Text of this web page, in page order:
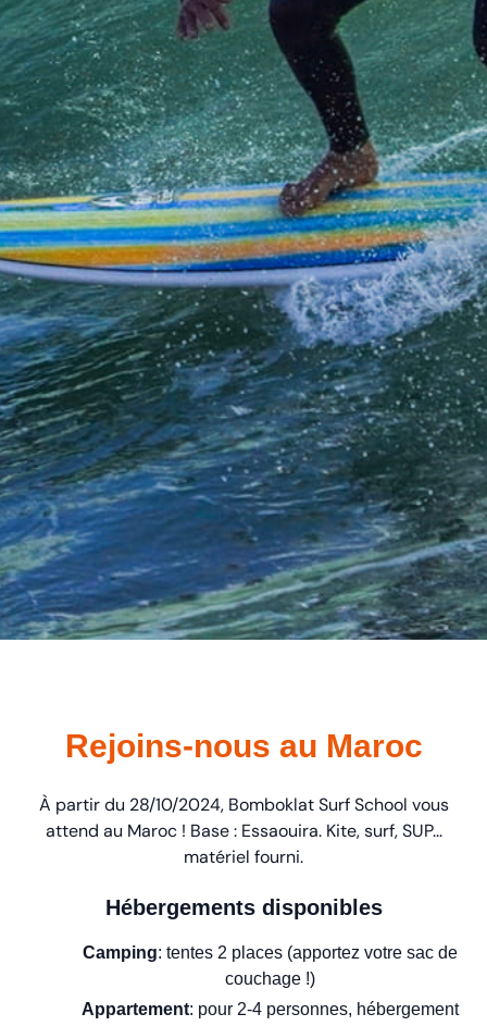
Rejoins-nous au Maroc
À partir du 28/10/2024, Bomboklat Surf School vous
attend au Maroc ! Base : Essaouira. Kite, surf, SUP...
matériel fourni.
Hébergements disponibles
Camping: tentes 2 places (apportez votre sac de
couchage !)
Appartement: pour 2-4 personnes, hébergement